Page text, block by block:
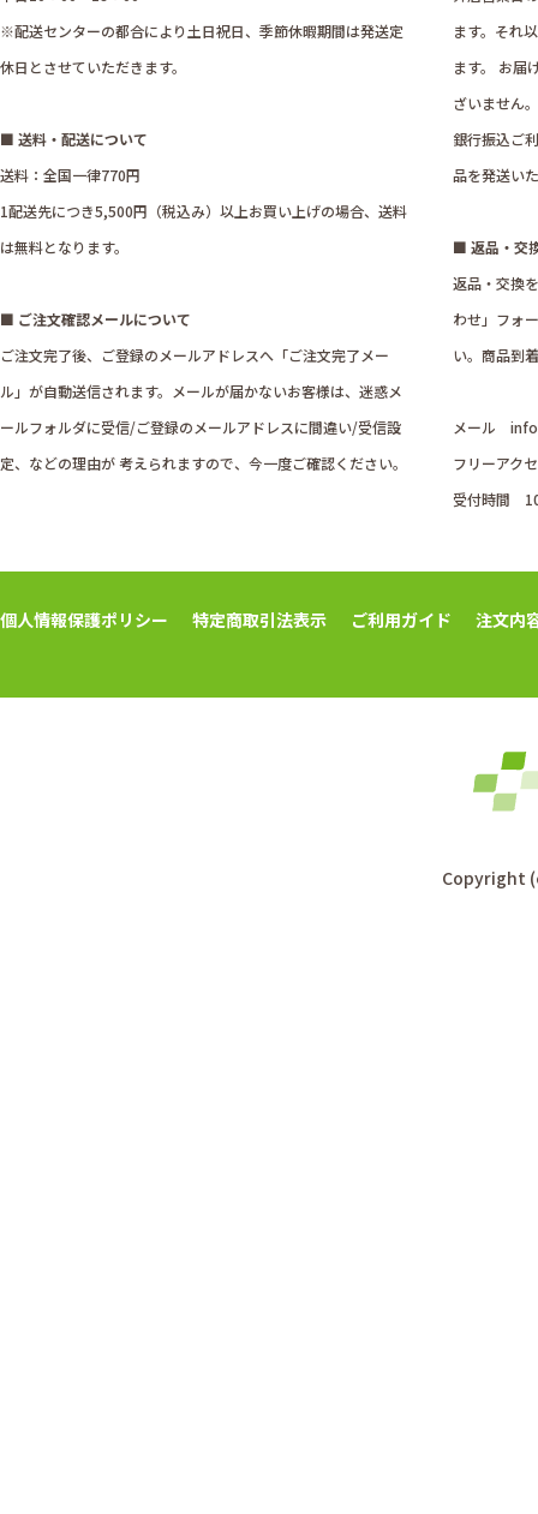
※配送センターの都合により土日祝日、季節休暇期間は発送定
休日とさせていただきます。
■ 送料・配送について
送料：全国一律770円
1配送先につき5,500円（税込み）以上お買い上げの場合、送料
は無料となります。
■ ご注文確認メールについて
ご注文完了後、ご登録のメールアドレスへ「ご注文完了メー
ル」が自動送信されます。メールが届かないお客様は、迷惑メ
ールフォルダに受信/ご登録のメールアドレスに間違い/受信設
定、などの理由が 考えられますので、今一度ご確認ください。
ます。それ
ます。 お届
ざいません
銀行振込ご
品を発送い
■ 返品・交
返品・交換
わせ」フォ
い。商品到
メール
フリーアク
受付時間
個人情報保護ポリシー 特定商取引法表示 ご利用ガイド 注文内
Copyright